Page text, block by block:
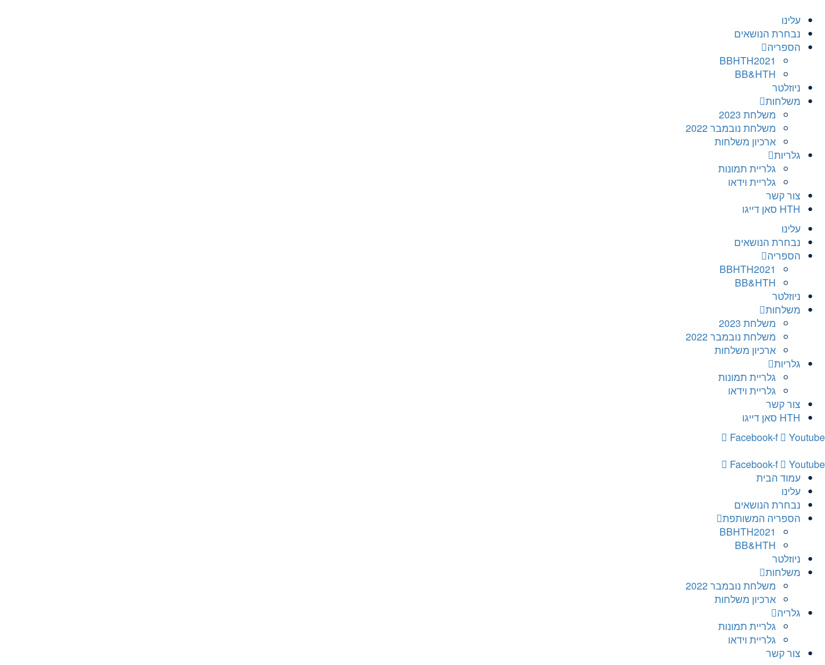
עלינו
נבחרת הנושאים
הספריה
BBHTH2021
BB&HTH
ניוזלטר
משלחות
משלחת 2023
משלחת נובמבר 2022
ארכיון משלחות
גלריות
גלריית תמונות
גלריית וידאו
צור קשר
HTH סאן דייגו
עלינו
נבחרת הנושאים
הספריה
BBHTH2021
BB&HTH
ניוזלטר
משלחות
משלחת 2023
משלחת נובמבר 2022
ארכיון משלחות
גלריות
גלריית תמונות
גלריית וידאו
צור קשר
HTH סאן דייגו
Facebook-f
Youtube
Facebook-f
Youtube
עמוד הבית
עלינו
נבחרת הנושאים
הספריה המשותפת
BBHTH2021
BB&HTH
ניוזלטר
משלחות
משלחת נובמבר 2022
ארכיון משלחות
גלריה
גלריית תמונות
גלריית וידאו
צור קשר